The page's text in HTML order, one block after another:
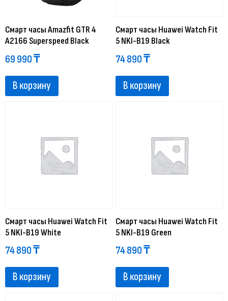
Смарт часы Amazfit GTR 4
A2166 Superspeed Black
69 990₸
В корзину
Смарт часы Huawei Watch Fit
5 NKI-B19 Black
74 890₸
В корзину
Смарт часы Huawei Watch Fit
5 NKI-B19 White
74 890₸
В корзину
Смарт часы Huawei Watch Fit
5 NKI-B19 Green
74 890₸
В корзину